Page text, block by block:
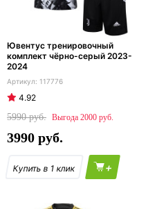
Ювентус тренировочный
комплект чёрно-серый 2023-
2024
117776
4.92
5990
2000
3990
+